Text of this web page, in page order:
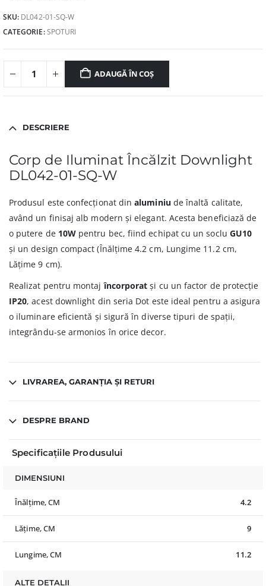
SKU: DL042-01-SQ-W
CATEGORIE:SPOTURI
ADAUGĂ ÎN COȘ
DESCRIERE
Corp de Iluminat Încălzit Downlight
DL042-01-SQ-W
Produsul este confecționat dinaluminiude înaltă calitate,
având un finisaj alb modern și elegant. Acesta beneficiază de
o putere de 10W pentru bec, fiind echipat cu un soclu GU10
și un design compact (Înălțime 4.2 cm, Lungime 11.2 cm,
Lățime 9 cm).
Realizat pentru montajîncorporat și cu un factor de protecție
IP20, acest downlight din seria Dot este ideal pentru a asigura
o iluminare eficientă și sigură în diverse tipuri de spații,
integrându-se armonios în orice decor.
LIVRAREA, GARANȚIA ȘI RETURI
DESPRE BRAND
Specificațiile Produsului
DIMENSIUNI
Înălțime, CM 4.2
Lățime, CM 9
Lungime, CM 11.2
ALTE DETALII